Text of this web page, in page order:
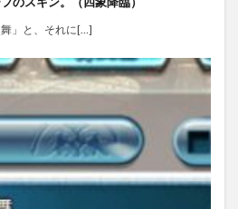
」と、それに[…]